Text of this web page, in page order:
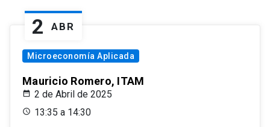
2 ABR
Microeconomía Aplicada
Mauricio Romero, ITAM
2 de Abril de 2025
13:35 a 14:30